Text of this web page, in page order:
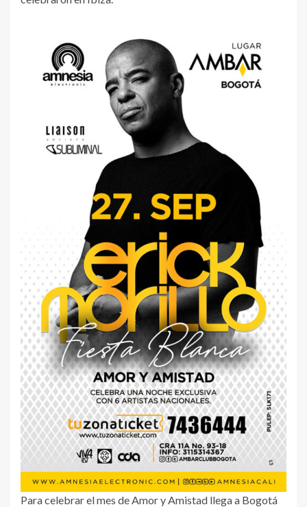
Para celebrar el mes de Amor y Amistad llega a Bogotá